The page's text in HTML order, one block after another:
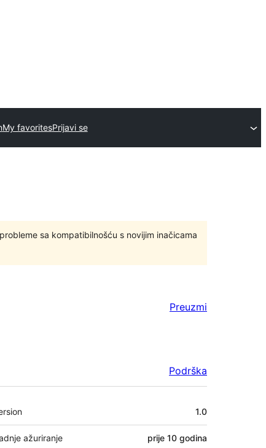
My favoritesPrijavi se
sa kompatibilnošću s novijim inačicama
Preuzmi
Podrška
1.0
ažuriranje prije 10 godina